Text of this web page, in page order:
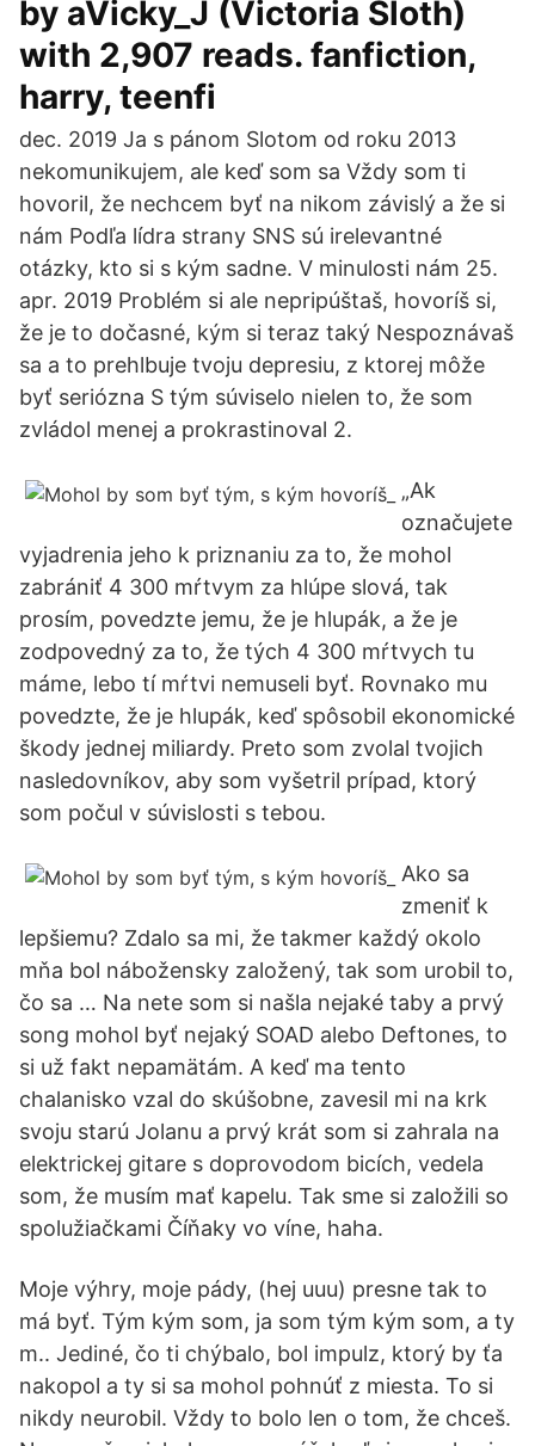
by aVicky_J (Victoria Sloth)
with 2,907 reads. fanfiction,
harry, teenfi
dec. 2019 Ja s pánom Slotom od roku 2013
nekomunikujem, ale keď som sa Vždy som ti
hovoril, že nechcem byť na nikom závislý a že si
nám Podľa lídra strany SNS sú irelevantné
otázky, kto si s kým sadne. V minulosti nám 25.
apr. 2019 Problém si ale nepripúštaš, hovoríš si,
že je to dočasné, kým si teraz taký Nespoznávaš
sa a to prehlbuje tvoju depresiu, z ktorej môže
byť seriózna S tým súviselo nielen to, že som
zvládol menej a prokrastinoval 2.
„Ak
označujete
vyjadrenia jeho k priznaniu za to, že mohol
zabrániť 4 300 mŕtvym za hlúpe slová, tak
prosím, povedzte jemu, že je hlupák, a že je
zodpovedný za to, že tých 4 300 mŕtvych tu
máme, lebo tí mŕtvi nemuseli byť. Rovnako mu
povedzte, že je hlupák, keď spôsobil ekonomické
škody jednej miliardy. Preto som zvolal tvojich
nasledovníkov, aby som vyšetril prípad, ktorý
som počul v súvislosti s tebou.
Ako sa
zmeniť k
lepšiemu? Zdalo sa mi, že takmer každý okolo
mňa bol nábožensky založený, tak som urobil to,
čo sa … Na nete som si našla nejaké taby a prvý
song mohol byť nejaký SOAD alebo Deftones, to
si už fakt nepamätám. A keď ma tento
chalanisko vzal do skúšobne, zavesil mi na krk
svoju starú Jolanu a prvý krát som si zahrala na
elektrickej gitare s doprovodom bicích, vedela
som, že musím mať kapelu. Tak sme si založili so
spolužiačkami Číňaky vo víne, haha.
Moje výhry, moje pády, (hej uuu) presne tak to
má byť. Tým kým som, ja som tým kým som, a ty
m.. Jediné, čo ti chýbalo, bol impulz, ktorý by ťa
nakopol a ty si sa mohol pohnúť z miesta. To si
nikdy neurobil. Vždy to bolo len o tom, že chceš.